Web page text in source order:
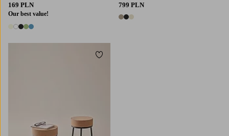
169 PLN
Our best value!
5 kolory
799 PLN
3 kolory
Dodaj do ulubionych